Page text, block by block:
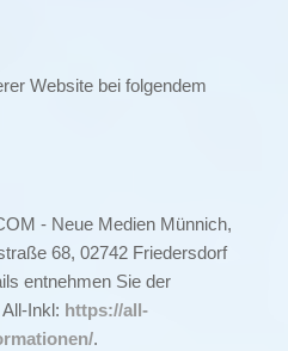
Website bei folgendem
- Neue Medien Münnich,
68, 02742 Friedersdorf
entnehmen Sie der
Inkl: https://all-
.